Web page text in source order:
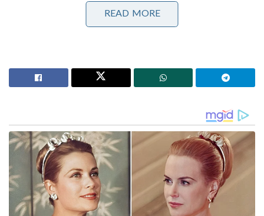
മദ്യപിച്ച് വാഹനം ഓടിച്ചു, യൂട്യൂബർ ‘ഹെലൻ ഓഫ്
സ്പാർട്ട’യുടെ ലൈസൻസ് സസ്പെൻഡ് ചെയ്തു;
ക്ലാസിലും പങ്കെടുക്കണം!
ബഹുമാനപൂർവ്വം പൃഥ്വിരാജിന്
മൂന്നു പേർ എന്നെ അഭിമുഖ സംഭാഷണം ചെയ്യാൻ
വന്നു എന്നുള്ള കാര്യം സത്യമാണ്. പല വിഷയങ്ങൾ
സംസാരിച്ചിരുന്നതിൽ സിനിമ, സംവിധാനം, അഭിനയം
എന്നിവ കൂടി ചർച്ച ചെയ്തു എന്ന കാര്യവും
READ MORE